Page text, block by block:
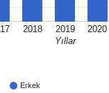
2018 2019 2020
Yıllar
Erkek